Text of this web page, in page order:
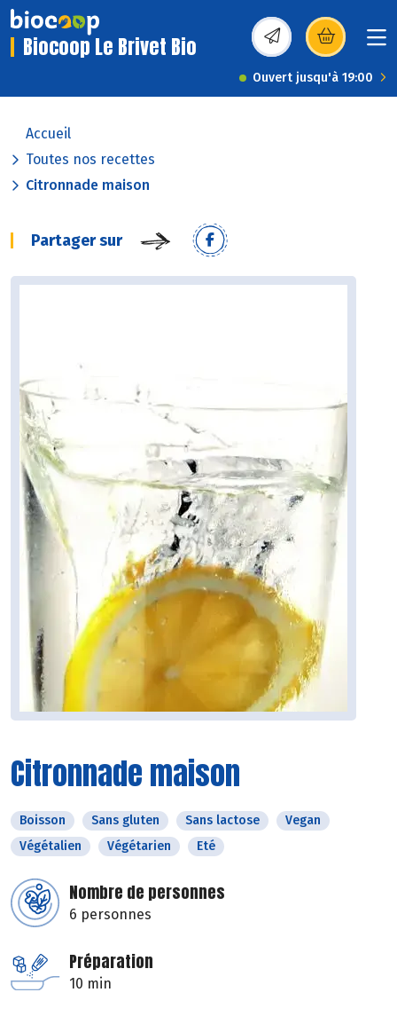
Biocoop Le Brivet Bio (s’ouvre dans une
Ouvert jusqu'à 19:00
Accueil
Toutes nos recettes
Citronnade maison
Partager sur
Citronnade maison
Boisson Sans gluten Sans lactose
Vegan
Végétalien
Végétarien Eté
Nombre de personnes
6 personnes
Préparation
10 min